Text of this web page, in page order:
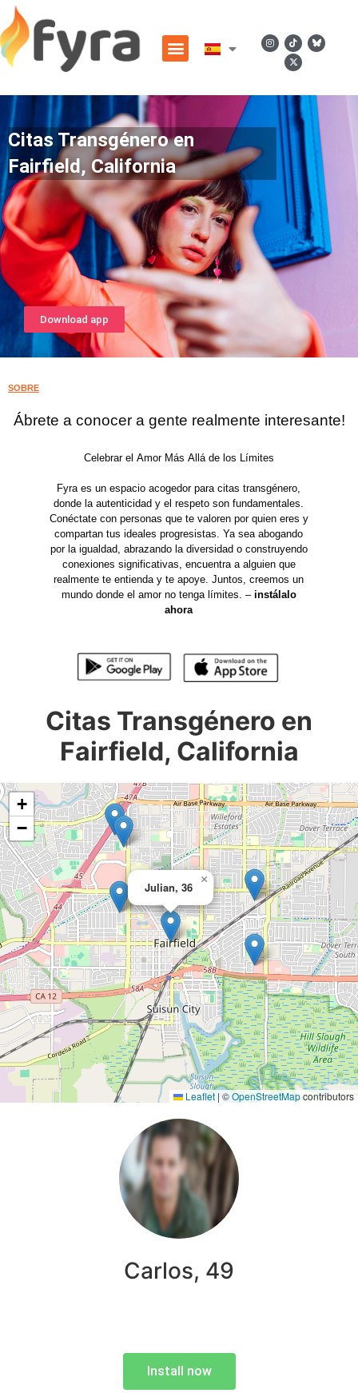
Citas Transgénero en
Fairfield, California
Download app
SOBRE
Ábrete a conocer a gente realmente interesante!
Celebrar el Amor Más Allá de los Límites
Fyra es un espacio acogedor para citas transgénero,
donde la autenticidad y el respeto son fundamentales.
Conéctate con personas que te valoren por quien eres y
compartan tus ideales progresistas. Ya sea abogando
por la igualdad, abrazando la diversidad o construyendo
conexiones significativas, encuentra a alguien que
realmente te entienda y te apoye. Juntos, creemos un
mundo donde el amor no tenga límites. – instálalo
ahora
Citas Transgénero en
Fairfield, California
Julian, 36
×
+
−
Leaflet | ©OpenStreetMapcontributors
Carlos, 49
Install now